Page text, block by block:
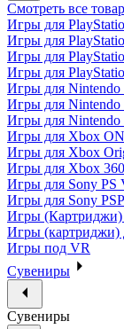
Смотреть все
Игры для
Игры для
Игры для
Игры для
Игры для Nintendo
Игры для Nintendo
Игры для Nintendo
Игры для Xbox
Игры для Xbox
Игры для Xbox 360
Игры для Sony PS
Игры для Sony PSP
Игры (Картриджи)
Игры (картриджи)
Игры под VR
Сувениры
Сувениры